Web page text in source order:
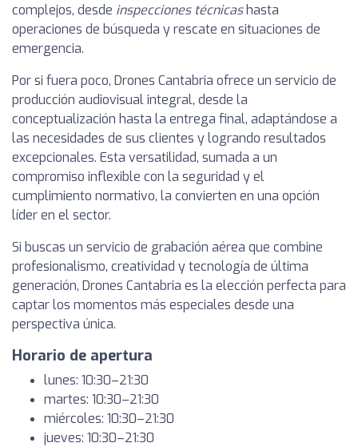
complejos, desde inspecciones técnicashasta
operaciones de búsqueda y rescate en situaciones de
emergencia.
Por si fuera poco, Drones Cantabria ofrece un servicio de
producción audiovisual integral, desde la
conceptualización hasta la entrega final, adaptándose a
las necesidades de sus clientes y logrando resultados
excepcionales. Esta versatilidad, sumada a un
compromiso inflexible con la seguridad y el
cumplimiento normativo, la convierten en una opción
líder en el sector.
Si buscas un servicio de grabación aérea que combine
profesionalismo, creatividad y tecnología de última
generación, Drones Cantabria es la elección perfecta para
captar los momentos más especiales desde una
perspectiva única.
Horario de apertura
lunes: 10:30–21:30
martes: 10:30–21:30
miércoles: 10:30–21:30
jueves: 10:30–21:30